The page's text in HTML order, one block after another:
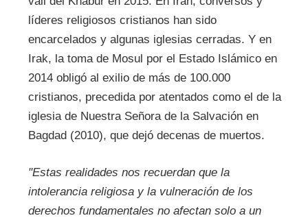
líderes religiosos cristianos han sido
encarcelados y algunas iglesias cerradas. Y en
Irak, la toma de Mosul por el Estado Islámico en
2014 obligó al exilio de más de 100.000
cristianos, precedida por atentados como el de la
iglesia de Nuestra Señora de la Salvación en
Bagdad (2010), que dejó decenas de muertos.
"Estas realidades nos recuerdan que la
intolerancia religiosa y la vulneración de los
derechos fundamentales no afectan solo a un